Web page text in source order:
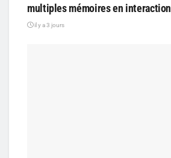
multiples mémoires en interaction
il y a 3 jours